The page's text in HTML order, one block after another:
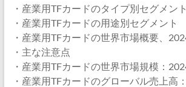
・産業用TFカードのタイプ別セグメント
・産業用TFカードの用途別セグメント
・産業用TFカードの世界市場概要、
・主な注意点
・産業用TFカードの世界市場規模：
・産業用TFカードのグローバル売上高